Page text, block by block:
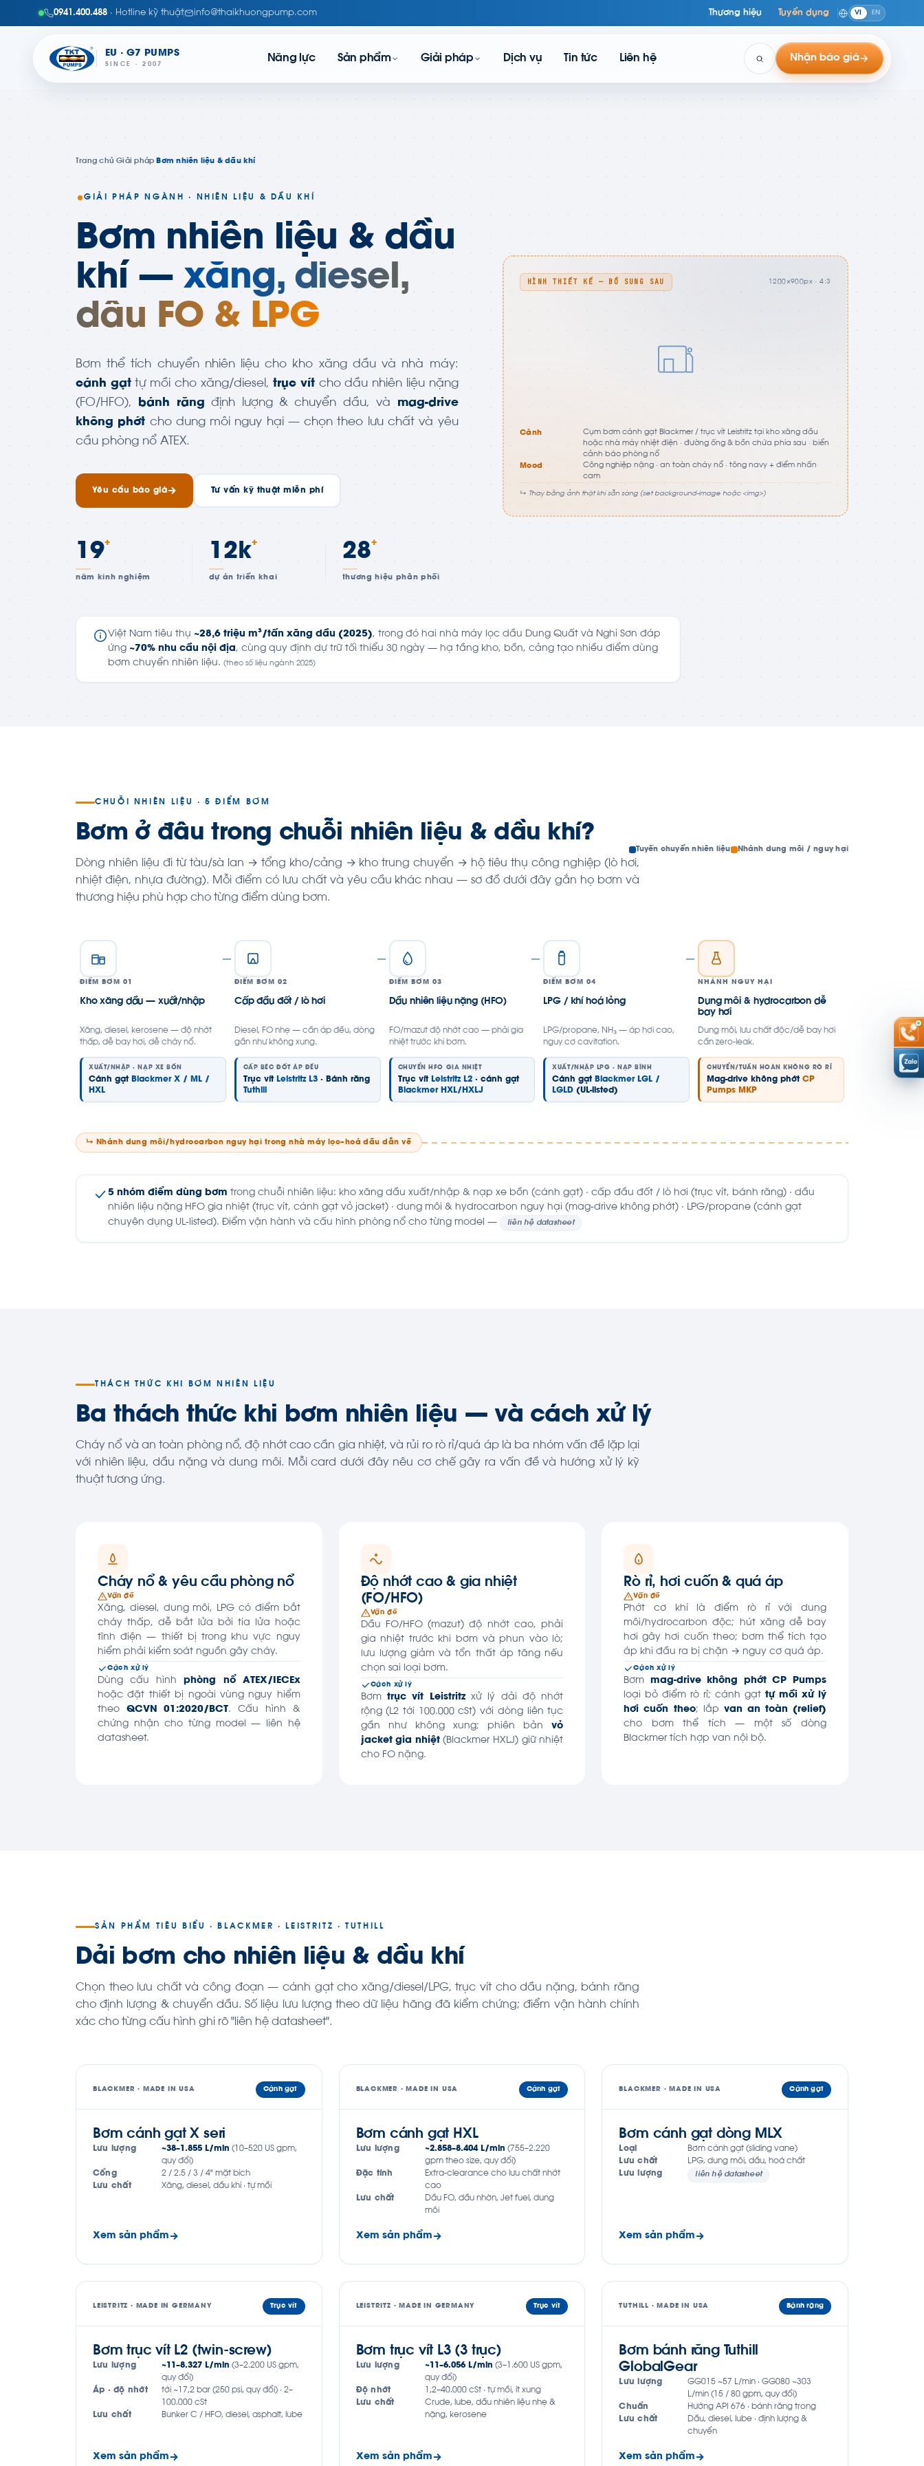
0941.400.488 · Hotline kỹ thuật info@thaikhuongpump.com Thương hiệu Tuyển dụng VI EN
EU · G7 PUMPS
SINCE · 2007
Năng lực Sản phẩm Giải pháp Dịch vụ Tin tức Liên hệ Nhận báo giá
Trang chủ ›Giải pháp Bơm nhiên liệu & dầu khí
GIẢI PHÁP NGÀNH · NHIÊN LIỆU & DẦU KHÍ
Bơm nhiên liệu & dầu
khí — xăng, diesel,
dầu FO & LPG
Bơm thể tích chuyển nhiên liệu cho kho xăng dầu và nhà máy:
cánh gạttự mồi cho xăng/diesel,trục vítcho dầu nhiên liệu nặng
(FO/HFO),
bánh răng định lượng & chuyển dầu, và mag-drive
không phớt cho dung môi nguy hại — chọn theo lưu chất và yêu
cầu phòng nổ ATEX.
Yêu cầu báo giá Tư vấn kỹ thuật miễn phí
19+
năm kinh nghiệm
12k+
dự án triển khai
28+
thương hiệu phân phối
HÌNH THIẾT KẾ — BỔ SUNG SAU 1200×900px · 4:3
Cảnh
Cụm bơm cánh gạt Blackmer / trục vít Leistritz tại kho xăng dầu
hoặc nhà máy nhiệt điện · đường ống & bồn chứa phía sau · biển
cảnh báo phòng nổ
Mood
Công nghiệp nặng · an toàn cháy nổ · tông navy + điểm nhấn
cam
↳ Thay bằng ảnh thật khi sẵn sàng (set background-image hoặc <img>)
Việt Nam tiêu thụ ~28,6 triệu m³/tấn xăng dầu (2025), trong đó hai nhà máy lọc dầu Dung Quất và Nghi Sơn đáp
ứng ~70% nhu cầu nội địa, cùng quy định dự trữ tối thiểu 30 ngày — hạ tầng kho, bồn, cảng tạo nhiều điểm dùng
bơm chuyển nhiên liệu. (theo số liệu ngành 2025)
CHUỖI NHIÊN LIỆU · 5 ĐIỂM BƠM
Bơm ở đâu trong chuỗi nhiên liệu & dầu khí?
Tuyến chuyển nhiên liệu Nhánh dung môi / nguy hại
Dòng nhiên liệu đi từ tàu/sà lan → tổng kho/cảng → kho trung chuyển → hộ tiêu thụ công nghiệp (lò hơi,
nhiệt điện, nhựa đường). Mỗi điểm có lưu chất và yêu cầu khác nhau — sơ đồ dưới đây gắn họ bơm và
thương hiệu phù hợp cho từng điểm dùng bơm.
ĐIỂM BƠM 01
Kho xăng dầu — xuất/nhập
Xăng, diesel, kerosene — độ nhớt
thấp, dễ bay hơi, dễ cháy nổ.
XUẤT/NHẬP · NẠP XE BỒN
Cánh gạt Blackmer X / ML /
HXL
ĐIỂM BƠM 02
Cấp đầu đốt / lò hơi
Diesel, FO nhẹ — cần áp đều, dòng
gần như không xung.
CẤP BÉC ĐỐT ÁP ĐỀU
Trục vít Leistritz L3· Bánh răng
Tuthill
ĐIỂM BƠM 03
Dầu nhiên liệu nặng (HFO)
FO/mazut độ nhớt cao — phải gia
nhiệt trước khi bơm.
CHUYỂN HFO GIA NHIỆT
Trục vít Leistritz L2· cánh gạt
Blackmer HXL/HXLJ
ĐIỂM BƠM 04
LPG / khí hoá lỏng
LPG/propane, NH₃ — áp hơi cao,
nguy cơ cavitation.
XUẤT/NHẬP LPG · NẠP BÌNH
Cánh gạt Blackmer LGL /
LGLD (UL-listed)
NHÁNH NGUY HẠI
Dung môi & hydrocarbon dễ
bay hơi
Dung môi, lưu chất độc/dễ bay hơi
cần zero-leak.
CHUYỂN/TUẦN HOÀN KHÔNG RÒ RỈ
Mag-drive không phớtCP
Pumps MKP
↳ Nhánh dung môi/hydrocarbon nguy hại trong nhà máy lọc–hoá dầu dẫn về
5 nhóm điểm dùng bơm trong chuỗi nhiên liệu: kho xăng dầu xuất/nhập & nạp xe bồn (cánh gạt) · cấp đầu đốt / lò hơi (trục vít, bánh răng) · dầu
nhiên liệu nặng HFO gia nhiệt (trục vít, cánh gạt vỏ jacket) · dung môi & hydrocarbon nguy hại (mag-drive không phớt) · LPG/propane (cánh gạt
chuyên dụng UL-listed). Điểm vận hành và cấu hình phòng nổ cho từng model —
liên hệ datasheet
THÁCH THỨC KHI BƠM NHIÊN LIỆU
Ba thách thức khi bơm nhiên liệu — và cách xử lý
Cháy nổ và an toàn phòng nổ, độ nhớt cao cần gia nhiệt, và rủi ro rò rỉ/quá áp là ba nhóm vấn đề lặp lại
với nhiên liệu, dầu nặng và dung môi. Mỗi card dưới đây nêu cơ chế gây ra vấn đề và hướng xử lý kỹ
thuật tương ứng.
Cháy nổ & yêu cầu phòng nổ
Vấn đề
Xăng, diesel, dung môi, LPG có điểm bắt
cháy thấp, dễ bắt lửa bởi tia lửa hoặc
tĩnh điện — thiết bị trong khu vực nguy
hiểm phải kiểm soát nguồn gây cháy.
Cách xử lý
Dùng cấu hình
phòng nổ ATEX/IECEx
hoặc đặt thiết bị ngoài vùng nguy hiểm
theo QCVN 01:2020/BCT . Cấu hình &
chứng nhận cho từng model — liên hệ
datasheet.
Độ nhớt cao & gia nhiệt
(FO/HFO)
Vấn đề
Dầu FO/HFO (mazut) độ nhớt cao, phải
gia nhiệt trước khi bơm và phun vào lò;
lưu lượng giảm và tổn thất áp tăng nếu
chọn sai loại bơm.
Cách xử lý
Bơm trục vít Leistritzxử lý dải độ nhớt
rộng (L2 tới 100.000 cSt) với dòng liên tục
gần như không xung; phiên bảnvỏ
jacket gia nhiệt(Blackmer HXLJ) giữ nhiệt
cho FO nặng.
Rò rỉ, hơi cuốn & quá áp
Vấn đề
Phớt cơ khí là điểm rò rỉ với dung
môi/hydrocarbon độc; hút xăng dễ bay
hơi gây hơi cuốn theo; bơm thể tích tạo
áp khi đầu ra bị chặn → nguy cơ quá áp.
Cách xử lý
Bơm mag-drive không phớt CP Pumps
loại bỏ điểm rò rỉ; cánh gạttự mồi xử lý
hơi cuốn theo; lắp van an toàn (relief)
cho bơm thể tích — một số dòng
Blackmer tích hợp van nội bộ.
SẢN PHẨM TIÊU BIỂU · BLACKMER · LEISTRITZ · TUTHILL
Dải bơm cho nhiên liệu & dầu khí
Chọn theo lưu chất và công đoạn — cánh gạt cho xăng/diesel/LPG, trục vít cho dầu nặng, bánh răng
cho định lượng & chuyển dầu. Số liệu lưu lượng theo dữ liệu hãng đã kiểm chứng; điểm vận hành chính
xác cho từng cấu hình ghi rõ "liên hệ datasheet".
BLACKMER · MADE IN USA Cánh gạt
Bơm cánh gạt X seri
Lưu lượng ~38–1.855 L/min (10–520 US gpm,
quy đổi)
Cổng
2 / 2.5 / 3 / 4" mặt bích
Lưu chất
Xăng, diesel, dầu khí · tự mồi
Xem sản phẩm
BLACKMER · MADE IN USA Cánh gạt
Bơm cánh gạt HXL
Lưu lượng ~2.858–8.404 L/min (755–2.220
gpm theo size, quy đổi)
Đặc tính
Extra-clearance cho lưu chất nhớt
cao
Lưu chất
Dầu FO, dầu nhờn, Jet fuel, dung
môi
Xem sản phẩm
BLACKMER · MADE IN USA Cánh gạt
Bơm cánh gạt dòng MLX
Loại
Bơm cánh gạt (sliding vane)
Lưu chất
LPG, dung môi, dầu, hoá chất
Lưu lượng
liên hệ datasheet
Xem sản phẩm
LEISTRITZ · MADE IN GERMANY Trục vít
Bơm trục vít L2 (twin-screw)
Lưu lượng ~11–8.327 L/min (3–2.200 US gpm,
quy đổi)
Áp · độ nhớt
tới ~17,2 bar (250 psi, quy đổi) · 2–
100.000 cSt
Lưu chất
Bunker C / HFO, diesel, asphalt, lube
Xem sản phẩm
LEISTRITZ · MADE IN GERMANY Trục vít
Bơm trục vít L3 (3 trục)
Lưu lượng ~11–6.056 L/min (3–1.600 US gpm,
quy đổi)
Độ nhớt
1,2–40.000 cSt · tự mồi, ít xung
Lưu chất
Crude, lube, dầu nhiên liệu nhẹ &
nặng, kerosene
Xem sản phẩm
TUTHILL · MADE IN USA Bánh răng
Bơm bánh răng Tuthill
GlobalGear
Lưu lượng
GG015 ~57 L/min · GG080 ~303
L/min (15 / 80 gpm, quy đổi)
Chuẩn
Hướng API 676 · bánh răng trong
Lưu chất
Dầu, diesel, lube · định lượng &
chuyển
Xem sản phẩm